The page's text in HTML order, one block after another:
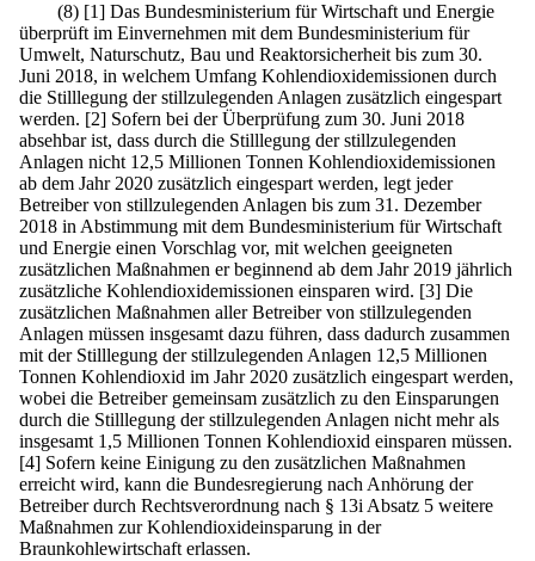
(8) [1] Das Bundesministerium für Wirtschaft und Energie
überprüft im Einvernehmen mit dem Bundesministerium für
Umwelt, Naturschutz, Bau und Reaktorsicherheit bis zum 30.
Juni 2018, in welchem Umfang Kohlendioxidemissionen durch
die Stilllegung der stillzulegenden Anlagen zusätzlich eingespart
werden. [2] Sofern bei der Überprüfung zum 30. Juni 2018
absehbar ist, dass durch die Stilllegung der stillzulegenden
Anlagen nicht 12,5 Millionen Tonnen Kohlendioxidemissionen
ab dem Jahr 2020 zusätzlich eingespart werden, legt jeder
Betreiber von stillzulegenden Anlagen bis zum 31. Dezember
2018 in Abstimmung mit dem Bundesministerium für Wirtschaft
und Energie einen Vorschlag vor, mit welchen geeigneten
zusätzlichen Maßnahmen er beginnend ab dem Jahr 2019 jährlich
zusätzliche Kohlendioxidemissionen einsparen wird. [3] Die
zusätzlichen Maßnahmen aller Betreiber von stillzulegenden
Anlagen müssen insgesamt dazu führen, dass dadurch zusammen
mit der Stilllegung der stillzulegenden Anlagen 12,5 Millionen
Tonnen Kohlendioxid im Jahr 2020 zusätzlich eingespart werden,
wobei die Betreiber gemeinsam zusätzlich zu den Einsparungen
durch die Stilllegung der stillzulegenden Anlagen nicht mehr als
insgesamt 1,5 Millionen Tonnen Kohlendioxid einsparen müssen.
[4] Sofern keine Einigung zu den zusätzlichen Maßnahmen
erreicht wird, kann die Bundesregierung nach Anhörung der
Betreiber durch Rechtsverordnung nach § 13i Absatz 5 weitere
Maßnahmen zur Kohlendioxideinsparung in der
Braunkohlewirtschaft erlassen.